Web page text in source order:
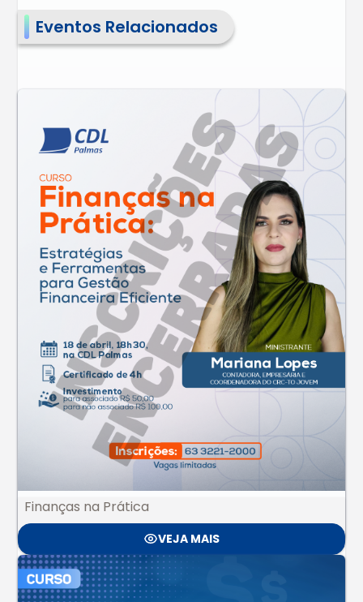
Eventos Relacionados
Finanças na Prática
VEJA MAIS